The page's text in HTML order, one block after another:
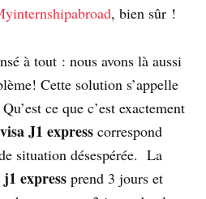
, bien sûr !
à tout : nous avons là aussi
Cette solution s’appelle
ce que c’est exactement
J1 express correspond
situation désespérée. La
express prend 3 jours et